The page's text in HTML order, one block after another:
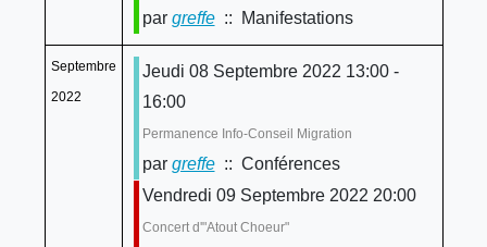
par greffe:: Manifestations
Septembre
2022
Jeudi 08 Septembre 2022 13:00 -
16:00
Permanence Info-Conseil Migration
par greffe:: Conférences
Vendredi 09 Septembre 2022 20:00
Concert d'"Atout Choeur"